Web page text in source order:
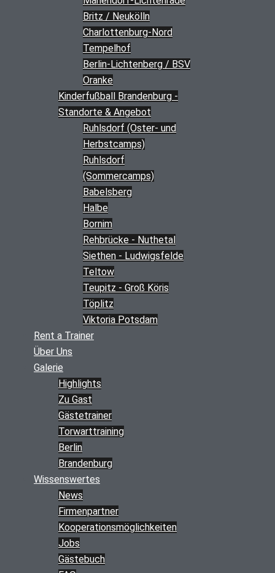
Britz / Neukölln
Charlottenburg-Nord
Tempelhof
Berlin-Lichtenberg / BSV
Oranke
Kinderfußball Brandenburg -
Standorte & Angebot
Ruhlsdorf (Oster- und
Herbstcamps)
Ruhlsdorf
(Sommercamps)
Babelsberg
Halbe
Bornim
Rehbrücke - Nuthetal
Siethen - Ludwigsfelde
Teltow
Teupitz - Groß Köris
Töplitz
Viktoria Potsdam
Rent a Trainer
Über Uns
Galerie
Highlights
Zu Gast
Gästetrainer
Torwarttraining
Berlin
Brandenburg
Wissenswertes
News
Firmenpartner
Kooperations­möglichkeiten
Jobs
Gästebuch